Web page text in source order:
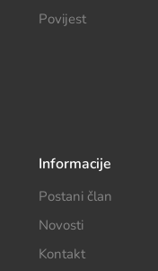
Povijest
Informacije
Postani član
Novosti
Kontakt